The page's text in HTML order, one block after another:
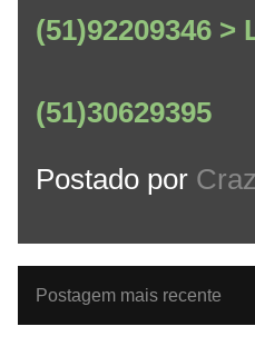
(51)92209346 >
(51)30629395
Postado por
Postagem mais recente